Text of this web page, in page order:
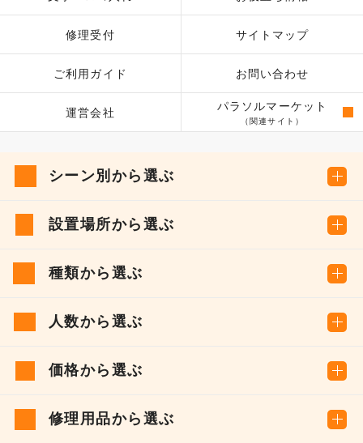
修理受付
ご利用ガイド
運営会社
サイトマップ
お問い合わせ
パラソルマーケット
（関連サイト）
シーン別から選ぶ
設置場所から選ぶ
種類から選ぶ
人数から選ぶ
価格から選ぶ
修理用品から選ぶ